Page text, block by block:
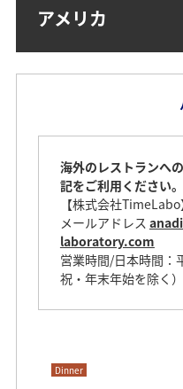
アメリカ
海外のレストランへ
記をご利用ください。
【株式会社TimeLabo
メールアドレス
laboratory.com
営業時間/日本時間：
祝・年末年始を除く）
Dinner